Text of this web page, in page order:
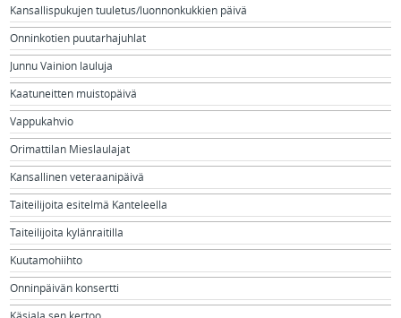
Kansallispukujen tuuletus/luonnonkukkien päivä
Onninkotien puutarhajuhlat
Junnu Vainion lauluja
Kaatuneitten muistopäivä
Vappukahvio
Orimattilan Mieslaulajat
Kansallinen veteraanipäivä
Taiteilijoita esitelmä Kanteleella
Taiteilijoita kylänraitilla
Kuutamohiihto
Onninpäivän konsertti